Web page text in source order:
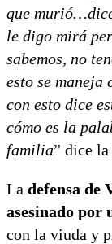
que
le digo mirá
sabemos, no
esto se
con esto dice
cómo es la
familia” dice
La defensa de
asesinado por
con la viuda y